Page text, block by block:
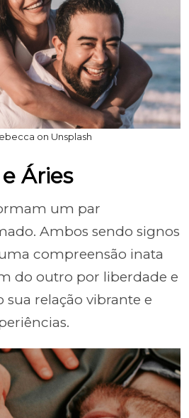
on Unsplash
Áries
um par
Ambos sendo signos
compreensão inata
do outro por liberdade e
relação vibrante e